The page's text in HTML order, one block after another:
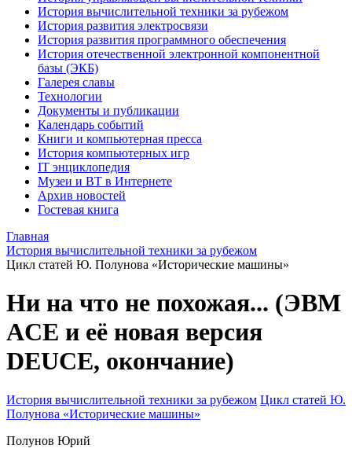
История вычислительной техники за рубежом
История развития электросвязи
История развития программного обеспечения
История отечественной электронной компонентной
базы (ЭКБ)
Галерея славы
Технологии
Документы и публикации
Календарь событий
Книги и компьютерная пресса
История компьютерных игр
IT энциклопедия
Музеи и ВТ в Интернете
Архив новостей
Гостевая книга
Главная
История вычислительной техники за рубежом
Цикл статей Ю. Полунова «Исторические машины»
Ни на что не похожая... (ЭВМ
ACE и её новая версия
DEUCE, окончание)
История вычислительной техники за рубежом Цикл статей Ю.
Полунова «Исторические машины»
Полунов Юрий